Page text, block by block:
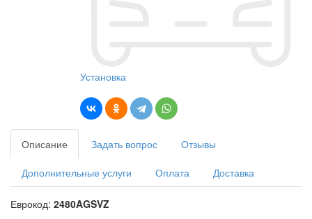
Установка
Описание Задать вопрос Отзывы
Дополнительные услуги Оплата Доставка
Еврокод: 2480AGSVZ